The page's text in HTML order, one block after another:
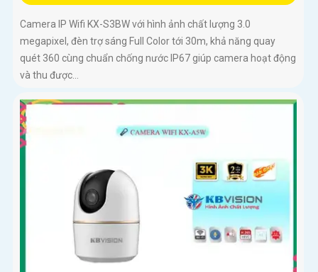
Camera IP Wifi KX-S3BW với hình ảnh chất lượng 3.0
megapixel, đèn trợ sáng Full Color tới 30m, khả năng quay
quét 360 cùng chuẩn chống nước IP67 giúp camera hoạt động
và thu được...